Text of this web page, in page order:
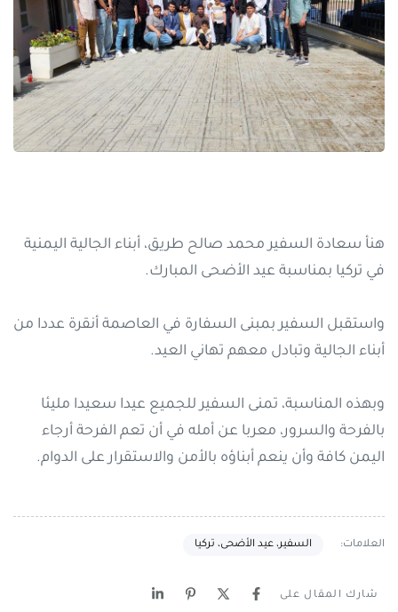
هنأ سعادة السفير محمد صالح طريق، أبناء الجالية اليمنية
في تركيا بمناسبة عيد الأضحى المبارك.
واستقبل السفير بمبنى السفارة في العاصمة أنقرة عددا من
أبناء الجالية وتبادل معهم تهاني العيد.
وبهذه المناسبة، تمنى السفير للجميع عيدا سعيدا مليئا
بالفرحة والسرور، معربا عن أمله في أن تعم الفرحة أرجاء
اليمن كافة وأن ينعم أبناؤه بالأمن والاستقرار على الدوام.
العلامات: السفير، عيد الأضحى، تركيا
شارك المقال على